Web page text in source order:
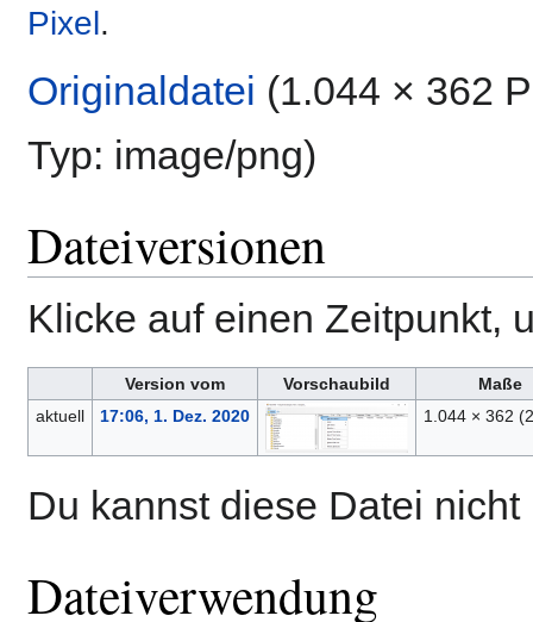
Pixel.
Originaldatei (1.044 × 362
Typ: image/png)
Dateiversionen
Klicke auf einen Zeitpunkt,
Version vom Vorschaubild
Maße
aktuell
17:06, 1. Dez. 2020 1.044 × 362
Du kannst diese Datei
Dateiverwendung